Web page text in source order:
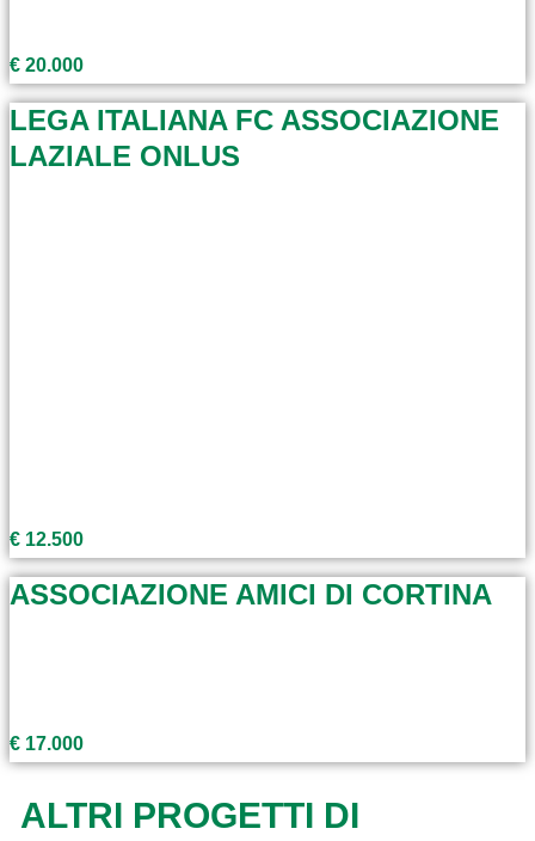
€ 20.000
LEGA ITALIANA FC ASSOCIAZIONE
LAZIALE ONLUS
€ 12.500
ASSOCIAZIONE AMICI DI CORTINA
€ 17.000
ALTRI PROGETTI DI